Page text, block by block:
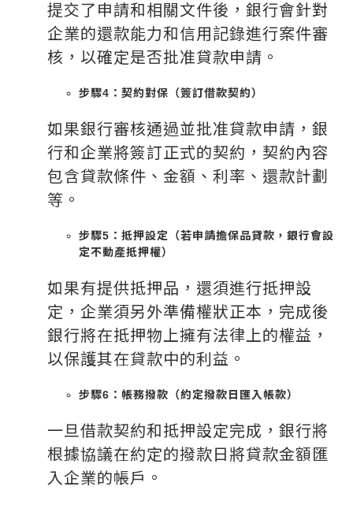
提交了申請和相關文件後，銀行會針對
企業的還款能力和信用記錄進行案件審
核，以確定是否批准貸款申請。
步驟4：契約對保（簽訂借款契約）
如果銀行審核通過並批准貸款申請，銀
行和企業將簽訂正式的契約，契約內容
包含貸款條件、金額、利率、還款計劃
等。
步驟5：抵押設定（若申請擔保品貸款，銀行會設
定不動產抵押權）
如果有提供抵押品，還須進行抵押設
定，企業須另外準備權狀正本，完成後
銀行將在抵押物上擁有法律上的權益，
以保護其在貸款中的利益。
步驟6：帳務撥款（約定撥款日匯入帳款）
一旦借款契約和抵押設定完成，銀行將
根據協議在約定的撥款日將貸款金額匯
入企業的帳戶。